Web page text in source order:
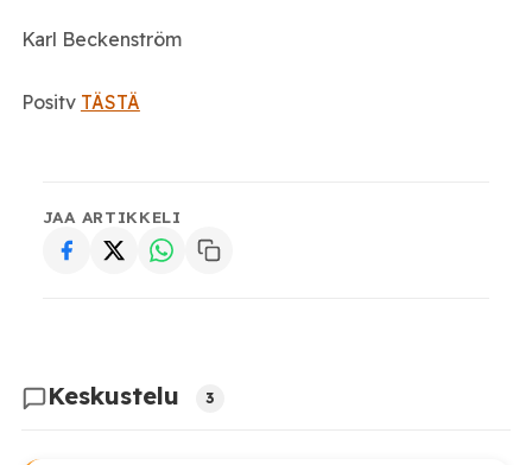
Karl Beckenström
Positv TÄSTÄ
JAA ARTIKKELI
Keskustelu 3